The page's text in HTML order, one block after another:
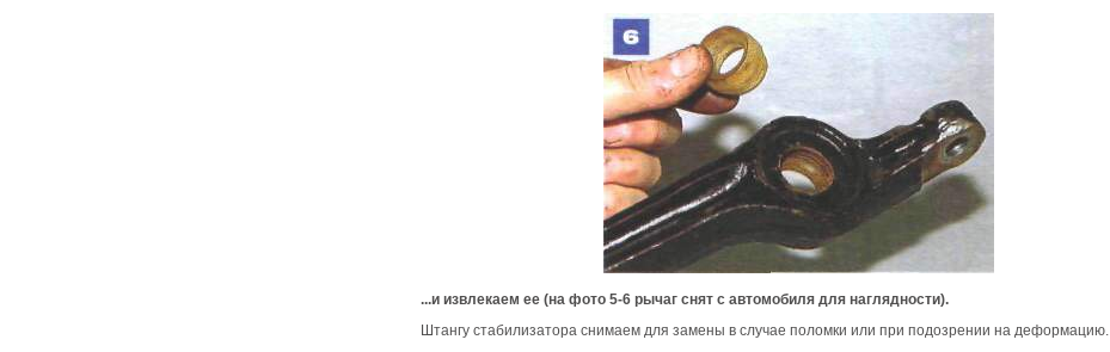
...и извлекаем ее (на фото 5-6 рычаг снят с автомобиля для наглядности).
Штангу стабилизатора снимаем для замены в случае поломки или при подозрении на деформацию.